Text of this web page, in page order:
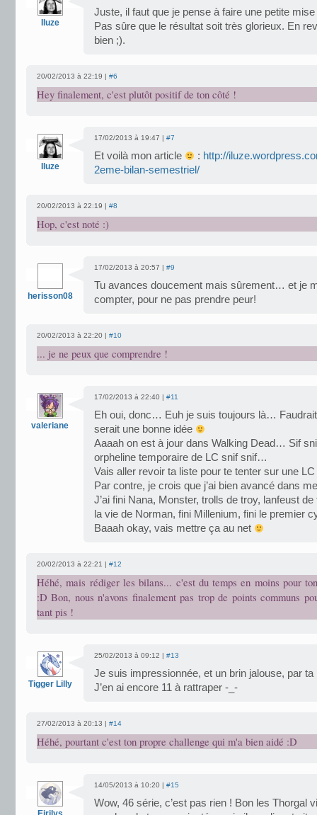
Iluze
Juste, il faut que je pense à faire une petite
Pas sûre que le résultat soit très glorieux. En
bien ;).
20/02/2013 à 22:19 | #6
Hey finalement, c'est plutôt positif de ton côté !
Iluze
17/02/2013 à 19:47 | #7
Et voilà mon article : http://
2eme-bilan-semestriel/
20/02/2013 à 22:19 | #8
Hop, c'est noté :)
herisson08
17/02/2013 à 20:57 | #9
Tu avances doucement mais sûrement… et je
compter, pour ne pas prendre peur!
20/02/2013 à 22:20 | #10
... je ne peux que comprendre !
valeriane
17/02/2013 à 22:40 | #11
Eh oui, donc… Euh je suis toujours là…
serait une bonne idée
Aaaah on est à jour dans Walking Dead… Sif
orpheline temporaire de LC snif snif…
Vais aller revoir ta liste pour te tenter sur une LC
Par contre, je crois que j’ai bien avancé dans
J’ai fini Nana, Monster, trolls de troy, lanfeust
la vie de Norman, fini Millenium, fini le premier
Baaah okay, vais mettre ça au net
20/02/2013 à 22:21 | #12
Héhé, mais rédiger les bilans... c'est du temps en moins pour
:D Bon, nous n'avons finalement pas trop de points communs
tant pis !
Tigger Lilly
25/02/2013 à 09:12 | #13
Je suis impressionnée, et un brin jalouse, par
J’en ai encore 11 à rattraper -_-
27/02/2013 à 20:13 | #14
Héhé, pourtant c'est ton propre challenge qui m'a bien aidé :D
14/05/2013 à 10:20 | #15
Wow, 46 série, c’est pas rien ! Bon les Thorgal